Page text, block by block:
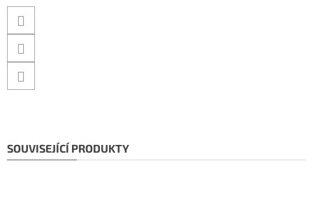
SOUVISEJÍCÍ PRODUKTY